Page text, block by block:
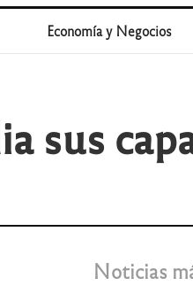
Economía y Negocios
sus
Noticias